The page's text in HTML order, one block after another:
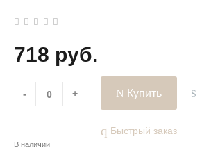
718 руб.
- + Купить
Быстрый заказ
В наличии